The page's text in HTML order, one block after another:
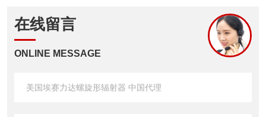
在线留言
ONLINE MESSAGE